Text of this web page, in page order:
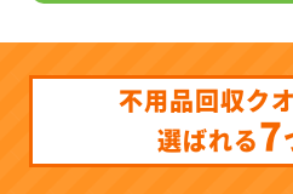
不用品回収ク
選ばれる7